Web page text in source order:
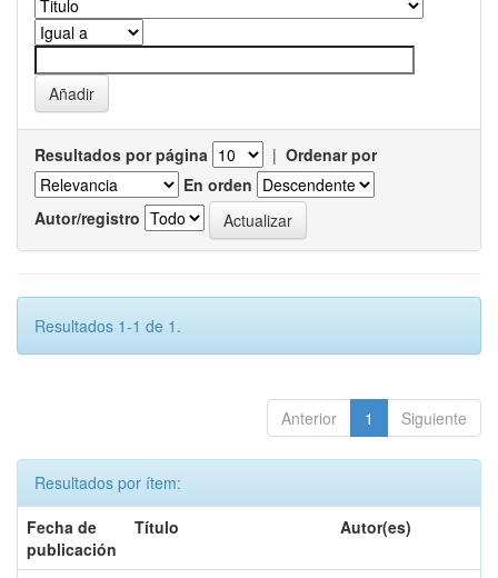
Resultados por página | Ordenar por
En orden
Autor/registro
Resultados 1-1 de 1.
Anterior 1 Siguiente
Resultados por ítem:
Fecha de
publicación
Título Autor(es)